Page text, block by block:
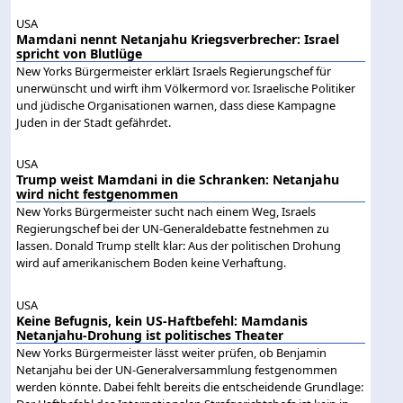
USA
Mamdani nennt Netanjahu Kriegsverbrecher: Israel
spricht von Blutlüge
New Yorks Bürgermeister erklärt Israels Regierungschef für
unerwünscht und wirft ihm Völkermord vor. Israelische Politiker
und jüdische Organisationen warnen, dass diese Kampagne
Juden in der Stadt gefährdet.
USA
Trump weist Mamdani in die Schranken: Netanjahu
wird nicht festgenommen
New Yorks Bürgermeister sucht nach einem Weg, Israels
Regierungschef bei der UN-Generaldebatte festnehmen zu
lassen. Donald Trump stellt klar: Aus der politischen Drohung
wird auf amerikanischem Boden keine Verhaftung.
USA
Keine Befugnis, kein US-Haftbefehl: Mamdanis
Netanjahu-Drohung ist politisches Theater
New Yorks Bürgermeister lässt weiter prüfen, ob Benjamin
Netanjahu bei der UN-Generalversammlung festgenommen
werden könnte. Dabei fehlt bereits die entscheidende Grundlage: